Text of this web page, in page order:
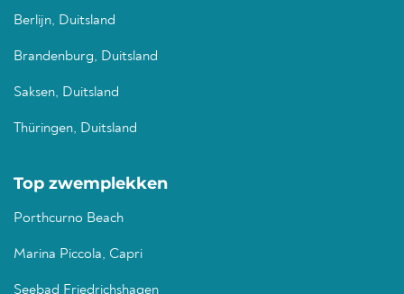
Berlijn, Duitsland
Brandenburg, Duitsland
Saksen, Duitsland
Thüringen, Duitsland
Top zwemplekken
Porthcurno Beach
Marina Piccola, Capri
Seebad Friedrichshagen